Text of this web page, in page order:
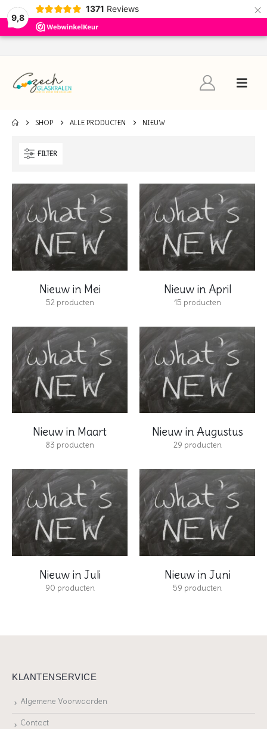
9,8
1371 Reviews ×
SHOP ALLE PRODUCTEN NIEUW
FILTER
Nieuw in Mei
52producten
Nieuw in April
15 producten
Nieuw in Maart
83 producten
Nieuw in Augustus
29 producten
Nieuw in Juli
90 producten
Nieuw in Juni
59 producten
KLANTENSERVICE
Algemene Voorwaarden
Contact